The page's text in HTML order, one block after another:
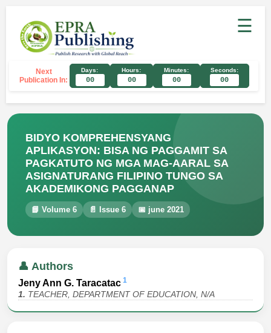
☰
Next
Publication In:
Days:
00
Hours:
00
Minutes:
00
Seconds:
00
BIDYO KOMPREHENSYANG
APLIKASYON: BISA NG PAGGAMIT SA
PAGKATUTO NG MGA MAG-AARAL SA
ASIGNATURANG FILIPINO TUNGO SA
AKADEMIKONG PAGGANAP
📘 Volume 6 📄 Issue 6 📅 june 2021
👤 Authors
Jeny Ann G. Taracatac 1
1. TEACHER, DEPARTMENT OF EDUCATION, N/A